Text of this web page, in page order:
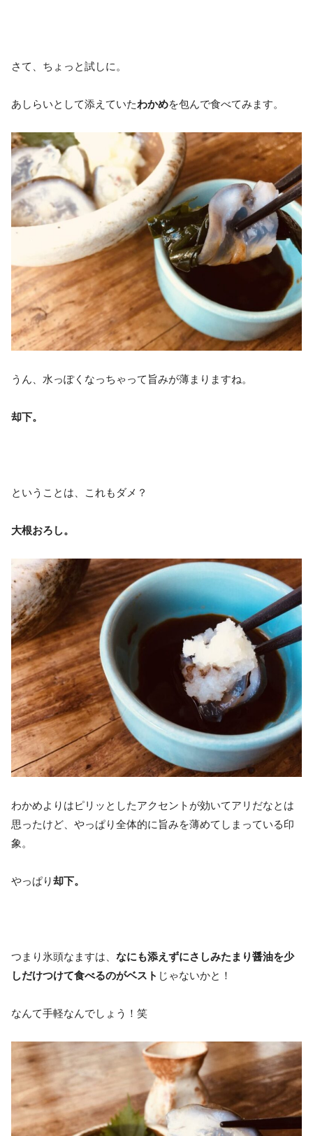
さて、ちょっと試しに。
あしらいとして添えていたわかめを包んで食べてみます。
うん、水っぽくなっちゃって旨みが薄まりますね。
却下。
ということは、これもダメ？
大根おろし。
わかめよりはピリッとしたアクセントが効いてアリだなとは
思ったけど、やっぱり全体的に旨みを薄めてしまっている印
象。
やっぱり却下。
つまり氷頭なますは、 なにも添えずにさしみたまり醤油を少
しだけつけて食べるのがベスト じゃないかと！
なんて手軽なんでしょう！笑